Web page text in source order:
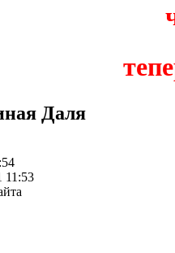
Даля
11:53